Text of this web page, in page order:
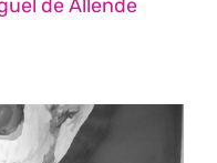
de Allende